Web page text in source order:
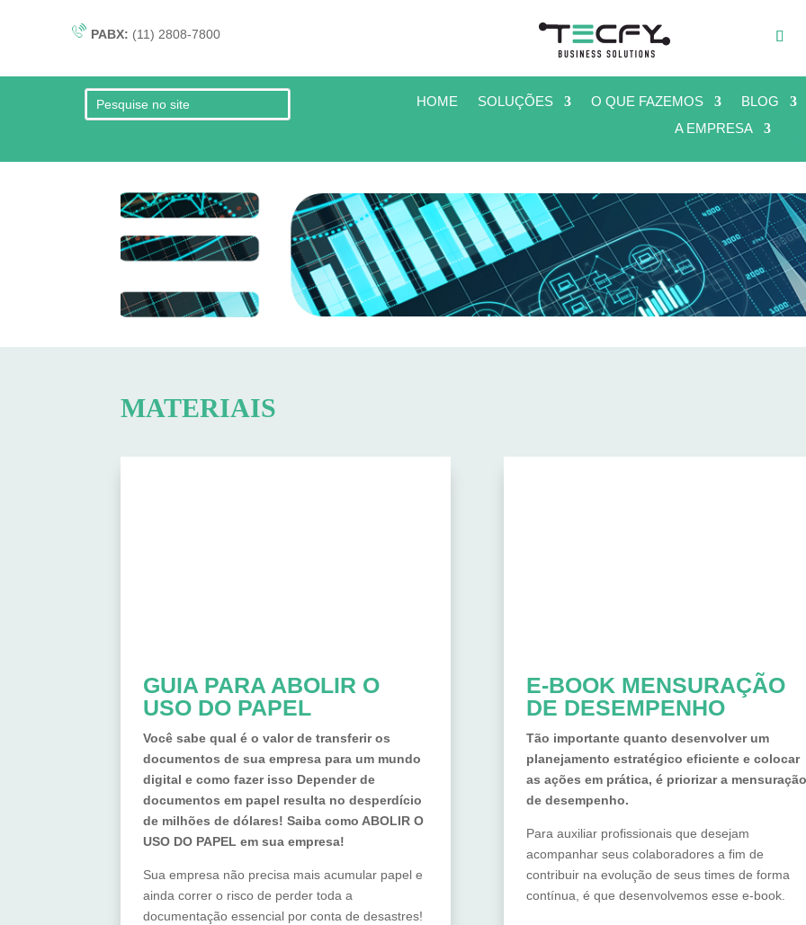
PABX: (11) 2808-7800
HOME SOLUÇÕES O QUE FAZEMOS
BLOG
A EMPRESA
MATERIAIS
GUIA PARA ABOLIR O
USO DO PAPEL
Você sabe qual é o valor de transferir os
documentos de sua empresa para um mundo
digital e como fazer isso Depender de
documentos em papel resulta no desperdício
de milhões de dólares! Saiba como ABOLIR O
USO DO PAPEL em sua empresa!
Sua empresa não precisa mais acumular papel e
ainda correr o risco de perder toda a
documentação essencial por conta de desastres!
E-BOOK MENSURAÇÃO
DE DESEMPENHO
Tão importante quanto desenvolver um
planejamento estratégico eficiente e colocar
as ações em prática, é priorizar a mensuração
de desempenho.
Para auxiliar profissionais que desejam
acompanhar seus colaboradores a fim de
contribuir na evolução de seus times de forma
contínua, é que desenvolvemos esse e-book.